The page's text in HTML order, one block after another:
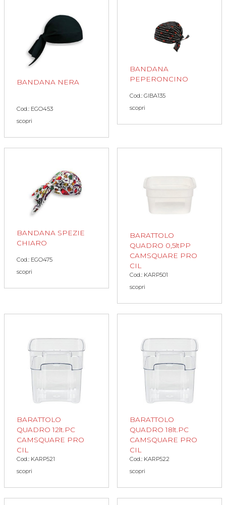
BANDANA NERA
Cod.: EGO453
scopri
BANDANA
PEPERONCINO
Cod.: GIBA135
scopri
BANDANA SPEZIE
CHIARO
Cod.: EGO475
scopri
BARATTOLO
QUADRO 0,5ltPP
CAMSQUARE PRO
CIL
Cod.: KARP501
scopri
BARATTOLO
QUADRO 12lt.PC
CAMSQUARE PRO
CIL
Cod.: KARP521
scopri
BARATTOLO
QUADRO 18lt.PC
CAMSQUARE PRO
CIL
Cod.: KARP522
scopri